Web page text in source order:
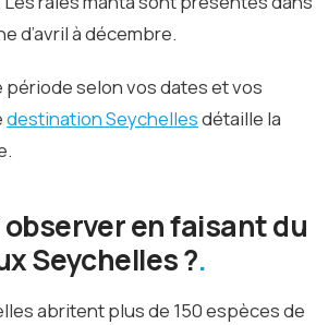
d’avril à décembre.
période selon vos dates et vos
destination Seychellesdétaille la
en faisant du
Seychelles ?
abritent plus de 150 espèces de